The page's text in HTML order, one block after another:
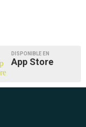
DISPONIBLE EN
App Store